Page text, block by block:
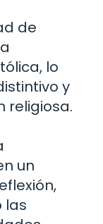
de
lo
y
religiosa.
un
las